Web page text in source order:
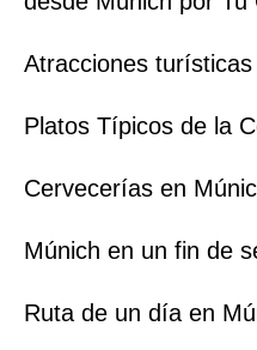
Atracciones
Platos Típicos de la
Cervecerías en
Múnich en un fin de
Ruta de un día en